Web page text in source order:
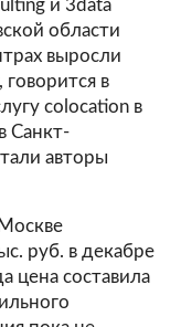
и 3data
области
выросли
говорится в
colocation в
Санкт-
авторы
руб. в декабре
цена составила